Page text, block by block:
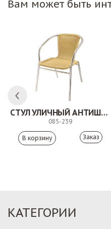
Вам может быть
СТУЛ УЛИЧНЫЙ АНТИШОН
085-239
Заказ
КАТЕГОРИИ